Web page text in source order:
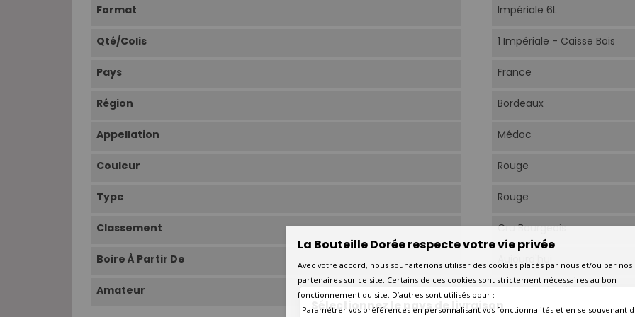
Sélectionnez le pays de livraison
Format Impériale 6L
Qté/Colis 1 Impériale - Caisse Bois
Pays France
Région Bordeaux
Appellation Médoc
Couleur Rouge
Type Rouge
Classement Cru Bourgeois
Boire À Partir De Aujourd'hui
Amateur
La Bouteille Dorée respecte votre vie privée
Avec votre accord, nous souhaiterions utiliser des cookies placés par nous et/ou par nos
partenaires sur ce site. Certains de ces cookies sont strictement nécessaires au bon
fonctionnement du site. D’autres sont utilisés pour :
- Paramétrer vos préférences en personnalisant vos fonctionnalités et en se souvenant